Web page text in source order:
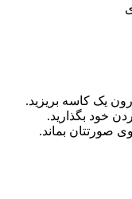
یک کاسه بریزید.
خود بگذارید.
صورتتان بماند‌.